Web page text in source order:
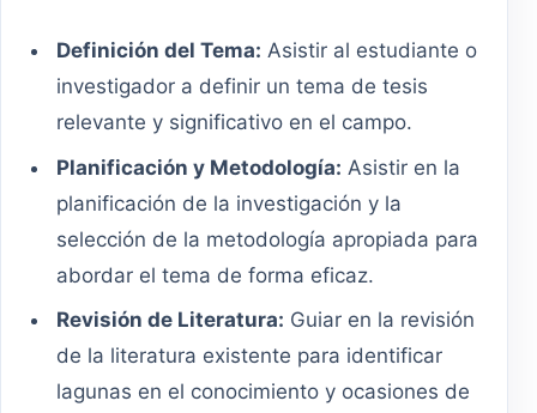
Definición del Tema: Asistir al estudiante o
investigador a definir un tema de tesis
relevante y significativo en el campo.
Planificación y Metodología: Asistir en la
planificación de la investigación y la
selección de la metodología apropiada para
abordar el tema de forma eficaz.
Revisión de Literatura: Guiar en la revisión
de la literatura existente para identificar
lagunas en el conocimiento y ocasiones de